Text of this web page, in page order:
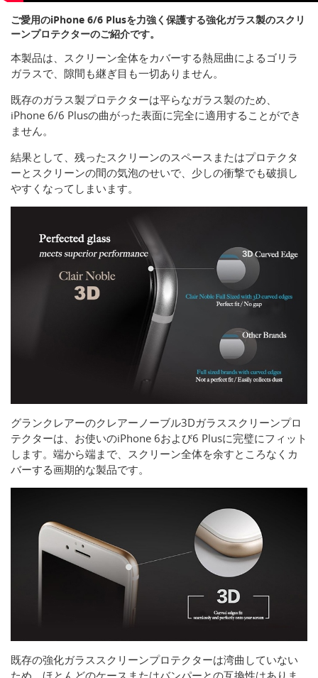
ご愛用のiPhone 6/6 Plusを力強く保護する強化ガラス製のスクリ
ーンプロテクターのご紹介です。
本製品は、スクリーン全体をカバーする熱屈曲によるゴリラ
ガラスで、隙間も継ぎ目も一切ありません。
既存のガラス製プロテクターは平らなガラス製のため、
iPhone 6/6 Plusの曲がった表面に完全に適用することができ
ません。
結果として、残ったスクリーンのスペースまたはプロテクタ
ーとスクリーンの間の気泡のせいで、少しの衝撃でも破損し
やすくなってしまいます。
グランクレアーのクレアーノーブル3Dガラススクリーンプロ
テクターは、お使いのiPhone 6および6 Plusに完璧にフィット
します。端から端まで、スクリーン全体を余すところなくカ
バーする画期的な製品です。
既存の強化ガラススクリーンプロテクターは湾曲していない